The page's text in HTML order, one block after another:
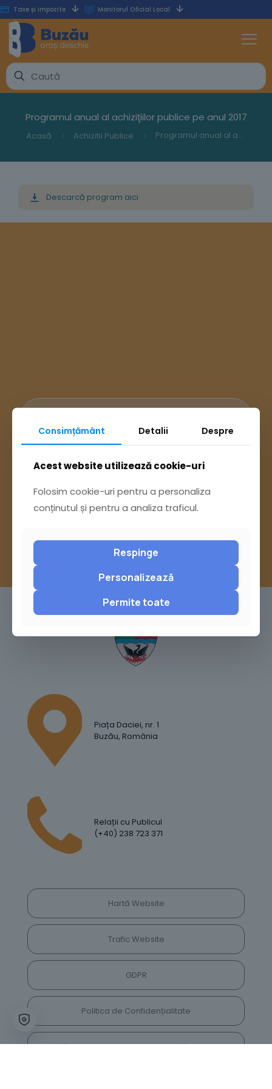
Taxe și impozite Monitorul Oficial Local
Programul anual al achiziţiilor publice pe anul 2017
Acasă Achizitii Publice Programul anual al achiziţiilor publice pe anul 2017
Descarcă program aici
Ai întrebări? Accesează
Pagina Contact
sau trimite o sesizare pe Buzău City
Report
Piața Daciei, nr. 1
Buzău, România
Relații cu Publicul
(+40) 238 723 371
Hartă Website
Trafic Website
GDPR
Politica de Confidențialitate
Vrei să lași feedback despre site? Părerea ta ne
Consimțământ Detalii Despre
Acest website utilizează cookie-uri
Folosim cookie-uri pentru a personaliza
conținutul și pentru a analiza traficul.
Respinge
Personalizează
Permite toate